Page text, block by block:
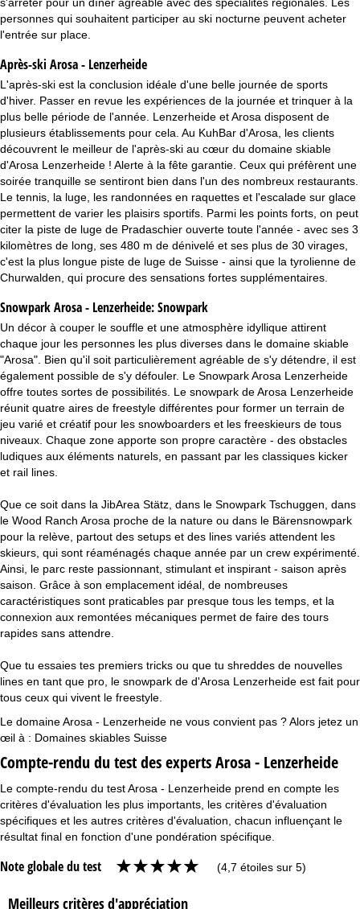
personnes qui souhaitent participer au ski nocturne peuvent acheter
l'entrée sur place.
Après-ski Arosa - Lenzerheide
L'après-ski est la conclusion idéale d'une belle journée de sports
d'hiver. Passer en revue les expériences de la journée et trinquer à la
plus belle période de l'année. Lenzerheide et Arosa disposent de
plusieurs établissements pour cela. Au KuhBar d'Arosa, les clients
découvrent le meilleur de l'après-ski au cœur du domaine skiable
d'Arosa Lenzerheide ! Alerte à la fête garantie. Ceux qui préfèrent une
soirée tranquille se sentiront bien dans l'un des nombreux restaurants.
Le tennis, la luge, les randonnées en raquettes et l'escalade sur glace
permettent de varier les plaisirs sportifs. Parmi les points forts, on peut
citer la piste de luge de Pradaschier ouverte toute l'année - avec ses 3
kilomètres de long, ses 480 m de dénivelé et ses plus de 30 virages,
c'est la plus longue piste de luge de Suisse - ainsi que la tyrolienne de
Churwalden, qui procure des sensations fortes supplémentaires.
Snowpark Arosa - Lenzerheide:Snowpark
Un décor à couper le souffle et une atmosphère idyllique attirent
chaque jour les personnes les plus diverses dans le domaine skiable
"Arosa". Bien qu'il soit particulièrement agréable de s'y détendre, il est
également possible de s'y défouler. Le Snowpark Arosa Lenzerheide
offre toutes sortes de possibilités. Le snowpark de Arosa Lenzerheide
réunit quatre aires de freestyle différentes pour former un terrain de
jeu varié et créatif pour les snowboarders et les freeskieurs de tous
niveaux. Chaque zone apporte son propre caractère - des obstacles
ludiques aux éléments naturels, en passant par les classiques kicker
et rail lines.
Que ce soit dans la JibArea Stätz, dans le Snowpark Tschuggen, dans
le Wood Ranch Arosa proche de la nature ou dans le Bärensnowpark
pour la relève, partout des setups et des lines variés attendent les
skieurs, qui sont réaménagés chaque année par un crew expérimenté.
Ainsi, le parc reste passionnant, stimulant et inspirant - saison après
saison. Grâce à son emplacement idéal, de nombreuses
caractéristiques sont praticables par presque tous les temps, et la
connexion aux remontées mécaniques permet de faire des tours
rapides sans attendre.
Que tu essaies tes premiers tricks ou que tu shreddes de nouvelles
lines en tant que pro, le snowpark de d'Arosa Lenzerheide est fait pour
tous ceux qui vivent le freestyle.
Le domaine Arosa - Lenzerheide ne vous convient pas ? Alors jetez un
œil à : Domaines skiables Suisse
Compte-rendu du test des experts Arosa - Lenzerheide
Le compte-rendu du test Arosa - Lenzerheide prend en compte les
critères d'évaluation les plus importants, les critères d'évaluation
spécifiques et les autres critères d'évaluation, chacun influençant le
résultat final en fonction d'une pondération spécifique.
Note globale du test (4,7 étoiles sur 5)
Meilleurs critères d'appréciation